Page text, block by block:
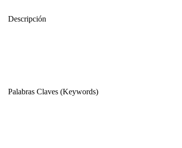
Descripción
Palabras Claves (Keywords)